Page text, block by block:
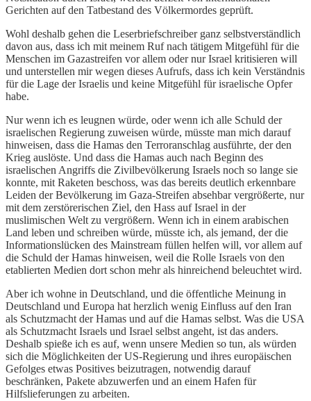
Gerichten auf den Tatbestand des Völkermordes geprüft.
Wohl deshalb gehen die Leserbriefschreiber ganz selbstverständlich
davon aus, dass ich mit meinem Ruf nach tätigem Mitgefühl für die
Menschen im Gazastreifen vor allem oder nur Israel kritisieren will
und unterstellen mir wegen dieses Aufrufs, dass ich kein Verständnis
für die Lage der Israelis und keine Mitgefühl für israelische Opfer
habe.
Nur wenn ich es leugnen würde, oder wenn ich alle Schuld der
israelischen Regierung zuweisen würde, müsste man mich darauf
hinweisen, dass die Hamas den Terroranschlag ausführte, der den
Krieg auslöste. Und dass die Hamas auch nach Beginn des
israelischen Angriffs die Zivilbevölkerung Israels noch so lange sie
konnte, mit Raketen beschoss, was das bereits deutlich erkennbare
Leiden der Bevölkerung im Gaza-Streifen absehbar vergrößerte, nur
mit dem zerstörerischen Ziel, den Hass auf Israel in der
muslimischen Welt zu vergrößern. Wenn ich in einem arabischen
Land leben und schreiben würde, müsste ich, als jemand, der die
Informationslücken des Mainstream füllen helfen will, vor allem auf
die Schuld der Hamas hinweisen, weil die Rolle Israels von den
etablierten Medien dort schon mehr als hinreichend beleuchtet wird.
Aber ich wohne in Deutschland, und die öffentliche Meinung in
Deutschland und Europa hat herzlich wenig Einfluss auf den Iran
als Schutzmacht der Hamas und auf die Hamas selbst. Was die USA
als Schutzmacht Israels und Israel selbst angeht, ist das anders.
Deshalb spieße ich es auf, wenn unsere Medien so tun, als würden
sich die Möglichkeiten der US-Regierung und ihres europäischen
Gefolges etwas Positives beizutragen, notwendig darauf
beschränken, Pakete abzuwerfen und an einem Hafen für
Hilfslieferungen zu arbeiten.